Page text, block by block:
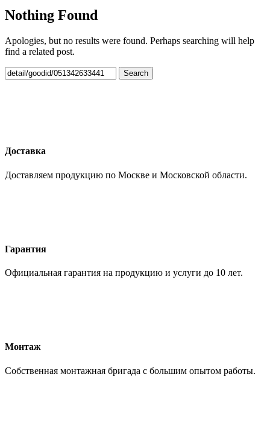
Nothing Found
Apologies, but no results were found. Perhaps searching will help
find a related post.
Search
Доставка
Доставляем продукцию по Москве и Московской области.
Гарантия
Официальная гарантия на продукцию и услуги до 10 лет.
Монтаж
Собственная монтажная бригада с большим опытом работы.